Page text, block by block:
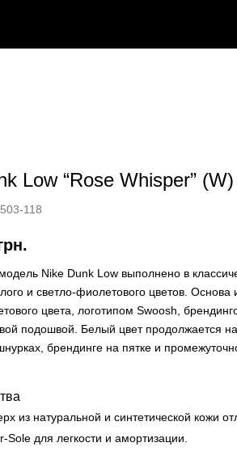
Low “Rose Whisper” (W)
118
Nike Dunk Low выполнено в
и светло-фиолетового цветов. Основа
цвета, логотипом Swoosh,
подошвой. Белый цвет продолжается
брендинге на пятке и
из натуральной и синтетической кожи
Sole для легкости и амортизации.